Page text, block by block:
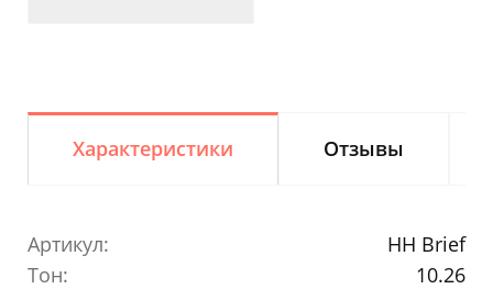
Характеристики Отзывы
Артикул:
HH Brief
Тон:
10.26